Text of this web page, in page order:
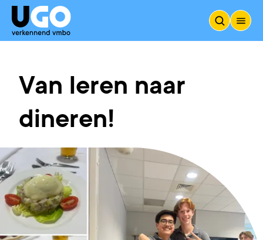
Van leren naar
dineren!